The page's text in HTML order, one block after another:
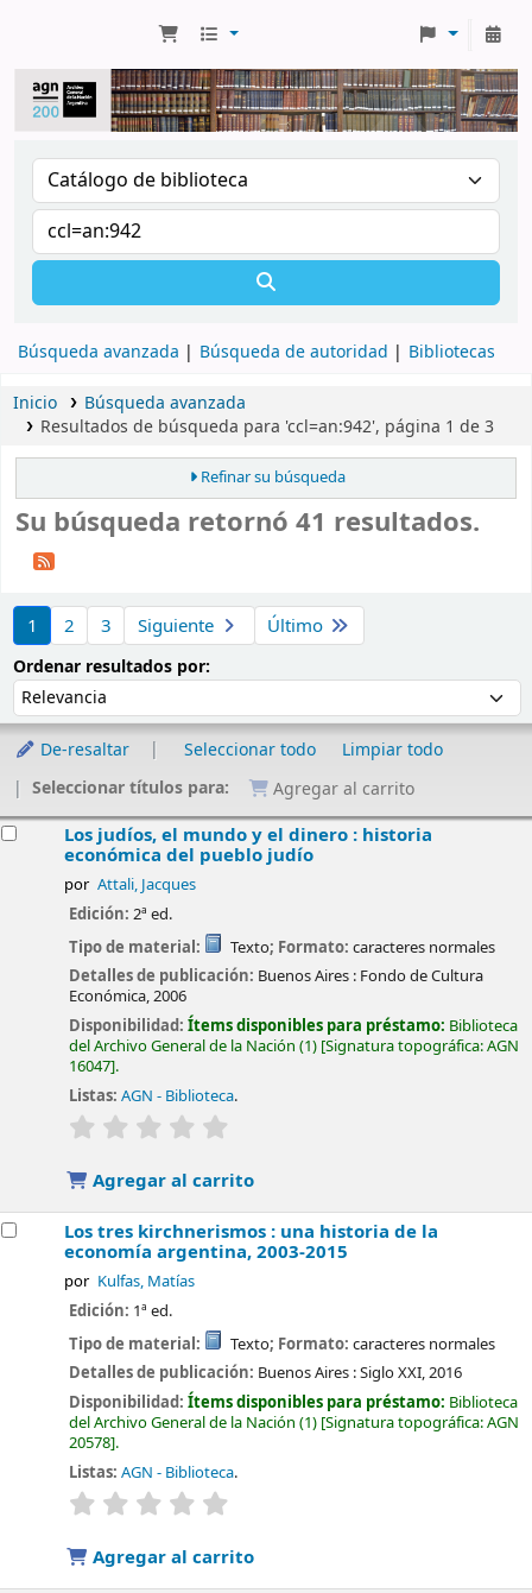
Búsqueda avanzada Búsqueda de autoridad Bibliotecas
Inicio
Búsqueda avanzada
Resultados de búsqueda para 'ccl=an:942', página 1 de 3
Refinar su búsqueda
Su búsqueda retornó 41 resultados.
1
2 3 Siguiente Último
Ordenar resultados por:
De-resaltar Seleccionar todo
Limpiar todo
Seleccionar títulos para:
Agregar al carrito
Los judíos, el mundo y el dinero : historia
económica del pueblo judío
por Attali, Jacques
Edición:2ª ed.
Tipo de material:
Texto; Formato: caracteres normales
Detalles de publicación: Buenos Aires : Fondo de Cultura
Económica,2006
Disponibilidad:Ítems disponibles para préstamo: Biblioteca
del Archivo General de la Nación (1) Signatura topográfica:AGN
16047 .
Listas: AGN - Biblioteca.
valoración
Agregar al carrito
Los tres kirchnerismos : una historia de la
economía argentina, 2003-2015
por Kulfas, Matías
Edición: 1ª ed.
Tipo de material:
Texto; Formato: caracteres normales
Detalles de publicación: Buenos Aires :Siglo XXI,2016
Disponibilidad:Ítems disponibles para préstamo: Biblioteca
del Archivo General de la Nación (1) Signatura topográfica:AGN
20578 .
Listas: AGN - Biblioteca.
valoración
Agregar al carrito